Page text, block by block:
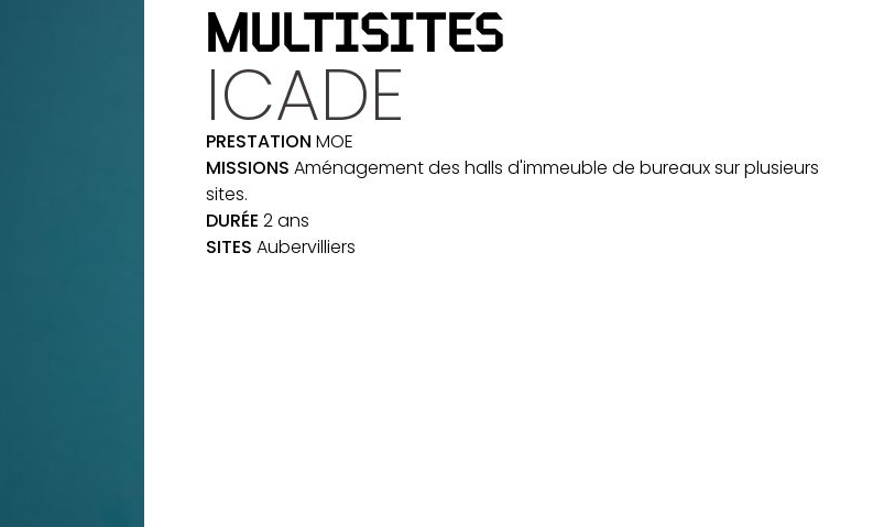
MULTISITES
ICADE
PRESTATION MOE
MISSIONS Aménagement des halls d'immeuble de bureaux sur plusieurs
sites.
DURÉE 2 ans
SITES Aubervilliers